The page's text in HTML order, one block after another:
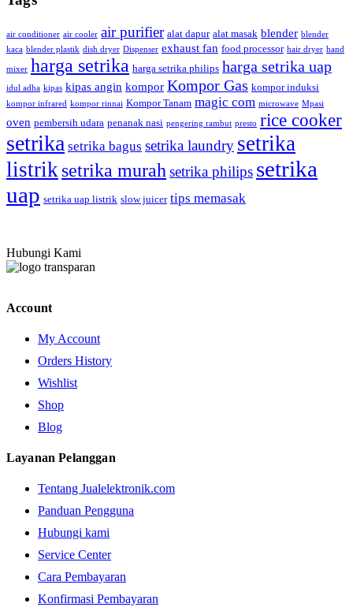
air conditioner air cooler air purifier alat dapur alat masak blender blender
kaca blender plastik dish dryer Dispenser exhaust fan food processor hair dryer hand
mixer harga setrika harga setrika philips harga setrika uap
idul adha kipas kipas angin kompor Kompor Gas kompor induksi
kompor infrared kompor rinnai Kompor Tanam magic com microwave Mpasi
oven pembersih udara penanak nasi pengering rambut presto rice cooker
setrika setrika bagus setrika laundry setrika
listriksetrika murah setrika philips setrika
uap setrika uap listrik slow juicer tips memasak
Hubungi Kami
Account
My Account
Orders History
Wishlist
Shop
Blog
Layanan Pelanggan
Tentang Jualelektronik.com
Panduan Pengguna
Hubungi kami
Service Center
Cara Pembayaran
Konfirmasi Pembayaran